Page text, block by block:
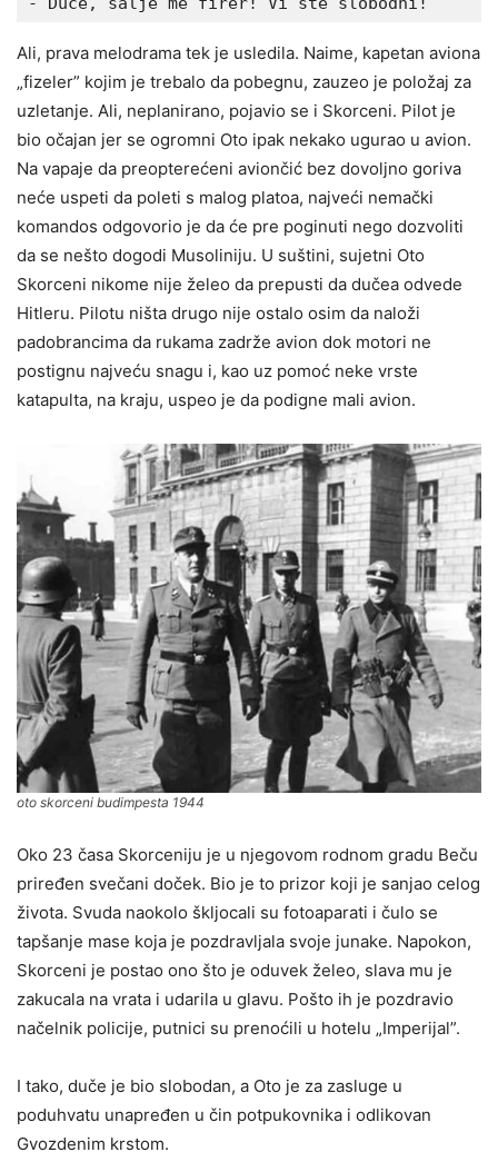
Ali, prava melodrama tek je usledila. Naime, kapetan aviona
„fizeler” kojim je trebalo da pobegnu, zauzeo je položaj za
uzletanje. Ali, neplanirano, pojavio se i Skorceni. Pilot je
bio očajan jer se ogromni Oto ipak nekako ugurao u avion.
Na vapaje da preopterećeni aviončić bez dovoljno goriva
neće uspeti da poleti s malog platoa, najveći nemački
komandos odgovorio je da će pre poginuti nego dozvoliti
da se nešto dogodi Musoliniju. U suštini, sujetni Oto
Skorceni nikome nije želeo da prepusti da dučea odvede
Hitleru. Pilotu ništa drugo nije ostalo osim da naloži
padobrancima da rukama zadrže avion dok motori ne
postignu najveću snagu i, kao uz pomoć neke vrste
katapulta, na kraju, uspeo je da podigne mali avion.
oto skorceni budimpesta 1944
Oko 23 časa Skorceniju je u njegovom rodnom gradu Beču
priređen svečani doček. Bio je to prizor koji je sanjao celog
života. Svuda naokolo škljocali su fotoaparati i čulo se
tapšanje mase koja je pozdravljala svoje junake. Napokon,
Skorceni je postao ono što je oduvek želeo, slava mu je
zakucala na vrata i udarila u glavu. Pošto ih je pozdravio
načelnik policije, putnici su prenoćili u hotelu „Imperijal”.
I tako, duče je bio slobodan, a Oto je za zasluge u
poduhvatu unapređen u čin potpukovnika i odlikovan
Gvozdenim krstom.